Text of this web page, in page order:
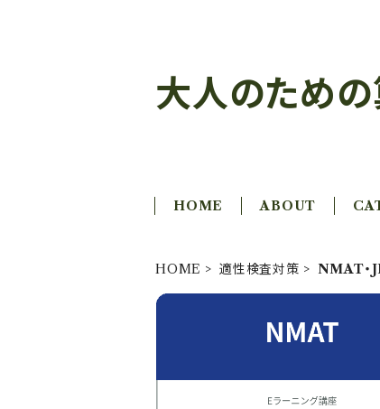
大人のため
HOME ABOUT
HOME 適性検査対策 NMAT・